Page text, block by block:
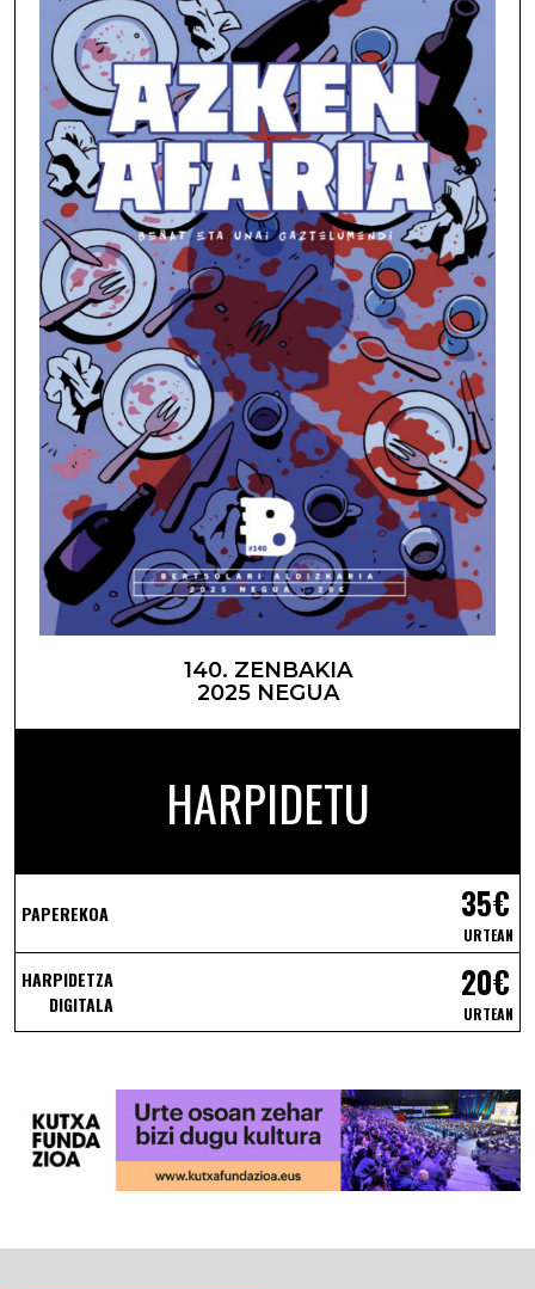
140. ZENBAKIA
2025 NEGUA
HARPIDETU
PAPEREKOA 35€
URTEAN
HARPIDETZA
DIGITALA
20€
URTEAN